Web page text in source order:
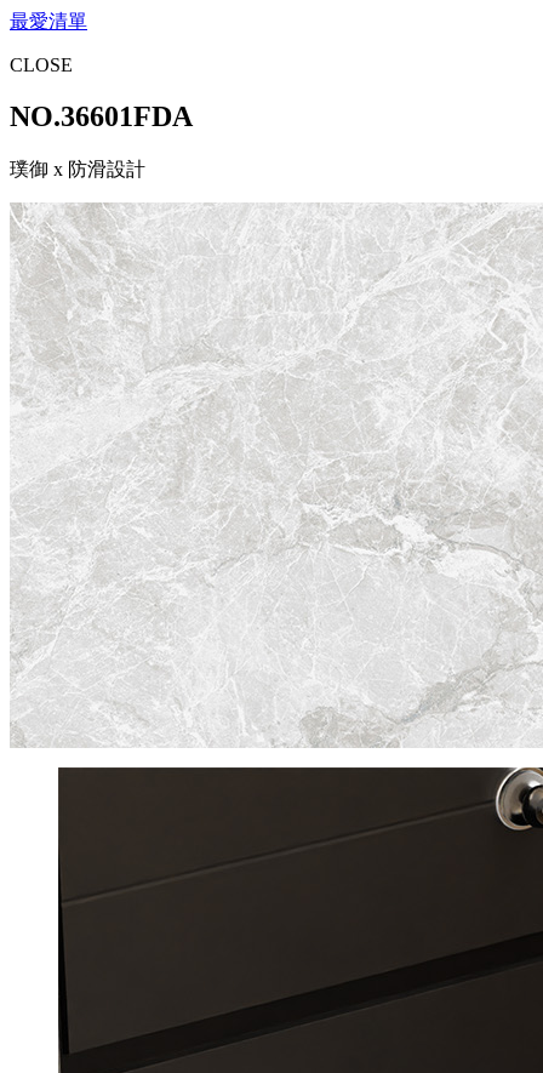
最愛清單
CLOSE
NO.36601FDA
璞御 x 防滑設計